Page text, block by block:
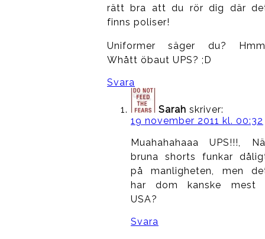
rätt bra att du rör dig där
finns poliser!
Uniformer säger du?
Whått öbaut UPS? ;D
Svara
Sarah skriver:
19 november 2011 kl. 00:32
Muahahahaaa UPS!!!,
bruna shorts funkar
på manligheten, men
har dom kanske mest
USA?
Svara